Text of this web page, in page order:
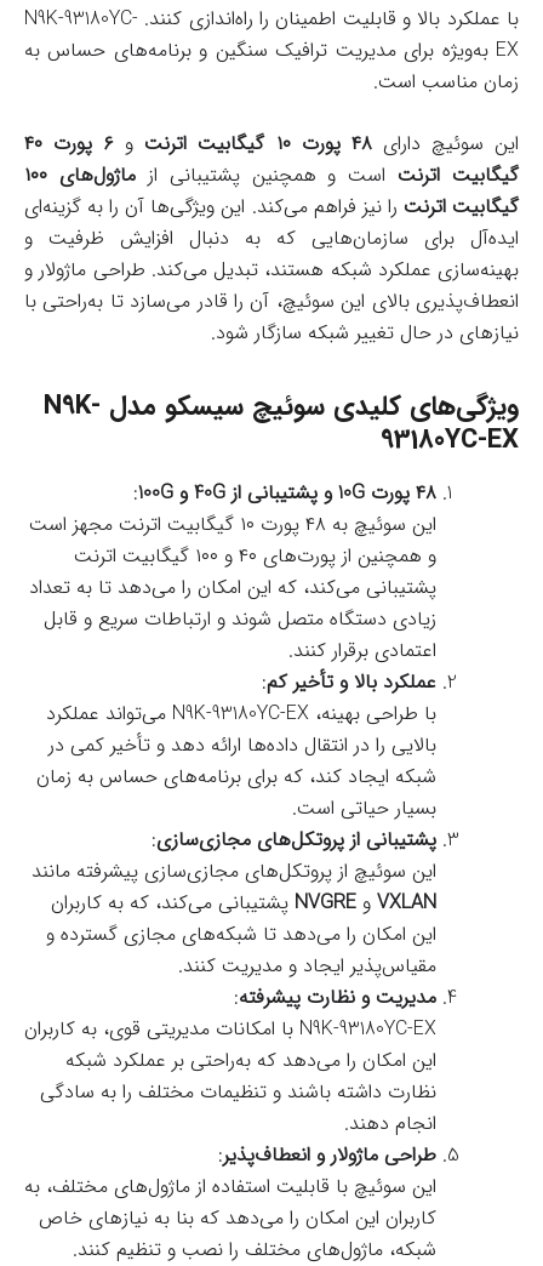
با عملکرد بالا و قابلیت اطمینان را راه‌اندازی کنند. N9K-93180YC-
EX به‌ویژه برای مدیریت ترافیک سنگین و برنامه‌های حساس به
زمان مناسب است.
این سوئیچ دارای۴۸ پورت ۱۰ گیگابیت اترنت و
۶ پورت ۴۰
گیگابیت اترنت است و همچنین پشتیبانی از
ماژول‌های ۱۰۰
گیگابیت اترنت را نیز فراهم می‌کند. این ویژگی‌ها آن را به گزینه‌ای
ایده‌آل برای سازمان‌هایی که به دنبال افزایش ظرفیت و
بهینه‌سازی عملکرد شبکه هستند، تبدیل می‌کند. طراحی ماژولار و
انعطاف‌پذیری بالای این سوئیچ، آن را قادر می‌سازد تا به‌راحتی با
نیازهای در حال تغییر شبکه سازگار شود.
ویژگی‌های کلیدی سوئیچ سیسکو مدل N9K-
93180YC-EX
۴۸ پورت 10G و پشتیبانی از 40G و 100G
:
این سوئیچ به ۴۸ پورت ۱۰ گیگابیت اترنت مجهز است
و همچنین از پورت‌های ۴۰ و ۱۰۰ گیگابیت اترنت
پشتیبانی می‌کند، که این امکان را می‌دهد تا به تعداد
زیادی دستگاه متصل شوند و ارتباطات سریع و قابل
اعتمادی برقرار کنند.
عملکرد بالا و تأخیر کم:
با طراحی بهینه، N9K-93180YC-EX می‌تواند عملکرد
بالایی را در انتقال داده‌ها ارائه دهد و تأخیر کمی در
شبکه ایجاد کند، که برای برنامه‌های حساس به زمان
بسیار حیاتی است.
پشتیبانی از پروتکل‌های مجازی‌سازی:
این سوئیچ از پروتکل‌های مجازی‌سازی پیشرفته مانند
VXLAN و NVGRE پشتیبانی می‌کند، که به کاربران
این امکان را می‌دهد تا شبکه‌های مجازی گسترده و
مقیاس‌پذیر ایجاد و مدیریت کنند.
مدیریت و نظارت پیشرفته:
N9K-93180YC-EX با امکانات مدیریتی قوی، به کاربران
این امکان را می‌دهد که به‌راحتی بر عملکرد شبکه
نظارت داشته باشند و تنظیمات مختلف را به سادگی
انجام دهند.
طراحی ماژولار و انعطاف‌پذیر:
این سوئیچ با قابلیت استفاده از ماژول‌های مختلف، به
کاربران این امکان را می‌دهد که بنا به نیازهای خاص
شبکه، ماژول‌های مختلف را نصب و تنظیم کنند.